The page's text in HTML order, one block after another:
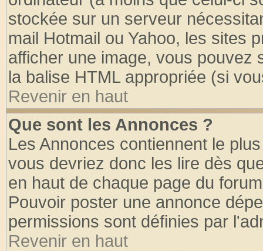
stockée sur un serveur
mail Hotmail ou Yahoo, les sites
afficher une image, vous pouvez
la balise HTML appropriée (si
Revenir en haut
Que sont les Annonces ?
Les Annonces contiennent le
vous devriez donc les lire dès
en haut de chaque page du
Pouvoir poster une annonce
permissions sont définies par
Revenir en haut